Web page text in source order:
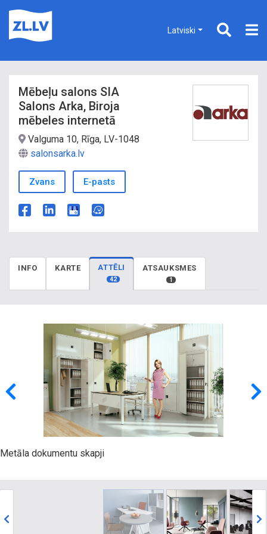
Latviski
Mēbeļu salons SIA
Salons Arka, Biroja
mēbeles internetā
Valguma 10, Rīga, LV-1048
salonsarka.lv
Zvans E-pasts
INFO KARTE ATTĒLI
42
ATSAUKSMES
1
Metāla dokumentu skapji